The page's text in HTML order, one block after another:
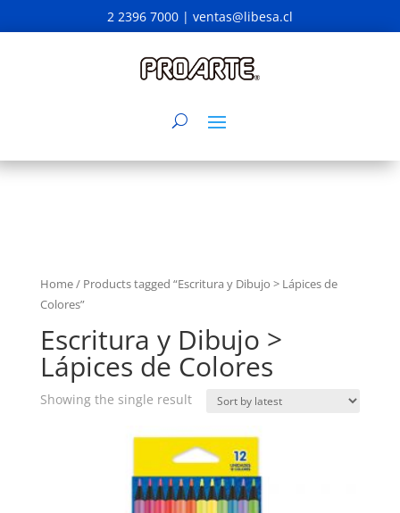
2 2396 7000 | ventas@libesa.cl
Home/ Products tagged “Escritura y Dibujo > Lápices de
Colores”
Escritura y Dibujo >
Lápices de Colores
Showing the single result